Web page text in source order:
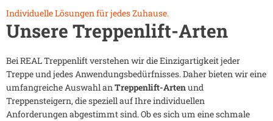
Individuelle Lösungen für jedes Zuhause.
Unsere Treppenlift-Arten
Bei REAL Treppenlift verstehen wir die Einzigartigkeit jeder
Treppe und jedes Anwendungsbedürfnisses. Daher bieten wir eine
umfangreiche Auswahl anTreppenlift-Artenund
Treppensteigern, die speziell auf Ihre individuellen
Anforderungen abgestimmt sind. Ob es sich um eine schmale